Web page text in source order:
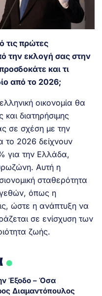
τις πρώτες
την εκλογή σας στην
και τι
από το 2026;
οικονομία θα
και διατηρήσιμης
σε σχέση με την
το 2026 δείχνουν
για την Ελλάδα,
Αυτή η
σταθερότητα
όπως η
ώστε η ανάπτυξη να
σε ενίσχυση των
ζωής.
.
Έξοδο – Όσα
Διαμαντόπουλος